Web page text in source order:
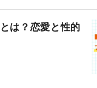
時代にはコンプレック
分や自分と同じ悩み
した。今では誰にで
すくなったと話す聖秋
た。
は？恋愛と性的